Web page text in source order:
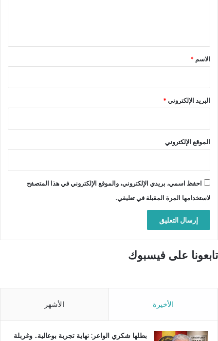
*
الاسم *
البريد الإلكتروني*
الموقع الإلكتروني
احفظ اسمي، بريدي الإلكتروني، والموقع الإلكتروني في هذا المتصفح
لاستخدامها المرة المقبلة في تعليقي.
تابعونا على فيسبوك
الأخيرة الأشهر
بطلها شكري الواعر: نهاية تجربة بوعالية.. وغربلة